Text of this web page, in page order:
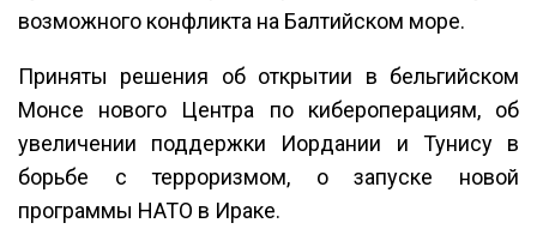
возможного конфликта на Балтийском море.
Приняты решения об открытии в бельгийском
Монсе нового Центра по кибероперациям, об
увеличении поддержки Иордании и Тунису в
борьбе с терроризмом, о запуске новой
программы НАТО в Ираке.